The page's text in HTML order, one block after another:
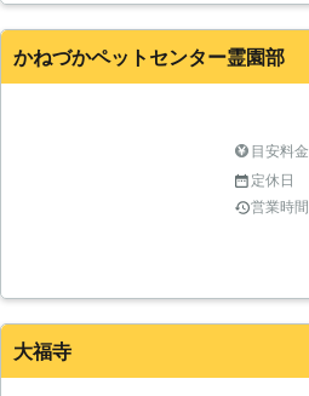
かねづかペットセンター霊園部
目安料金
定休日
営業時間
大福寺